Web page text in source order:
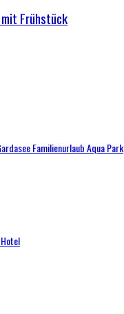
Frühstück
Familienurlaub Aqua Park